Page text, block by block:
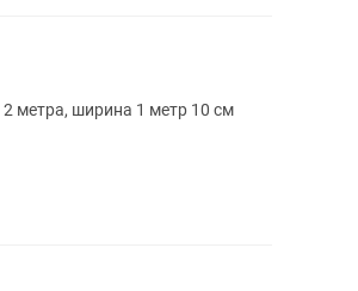
метра, ширина 1 метр 10 см